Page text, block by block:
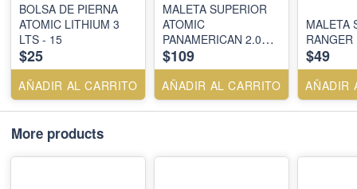
BOLSA DE PIERNA
ATOMIC LITHIUM 3
LTS - 15
$25
AÑADIR AL CARRITO
MALETA SUPERIOR
ATOMIC
PANAMERICAN 2.0
DLS/LINER 57 LTS -
SILVER
$109
AÑADIR AL CARRITO
MALETA
$49
AÑADIR
More products